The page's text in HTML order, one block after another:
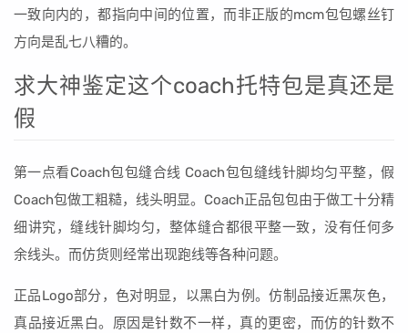
一致向内的，都指向中间的位置，而非正版的mcm包包螺丝钉
方向是乱七八糟的。
求大神鉴定这个coach托特包是真还是
假
第一点看Coach包包缝合线 Coach包包缝线针脚均匀平整，假
Coach包做工粗糙，线头明显。Coach正品包包由于做工十分精
细讲究，缝线针脚均匀，整体缝合都很平整一致，没有任何多
余线头。而仿货则经常出现跑线等各种问题。
正品Logo部分，色对明显，以黑白为例。仿制品接近黑灰色，
真品接近黑白。原因是针数不一样，真的更密，而仿的针数不